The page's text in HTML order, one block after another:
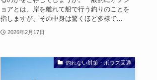
ョアとは、岸を離れて船で行う釣りのことを
指しますが、その中身は驚くほど多様で...
2026年2月17日
釣れない対策・ボウズ回避